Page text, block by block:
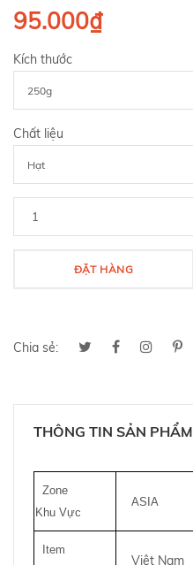
95.000₫
Kích thước
Chất liệu
ĐẶT HÀNG
Chia sẻ:
THÔNG TIN SẢN PHẨM
Zone
Khu Vực
ASIA
Item
Việt Nam